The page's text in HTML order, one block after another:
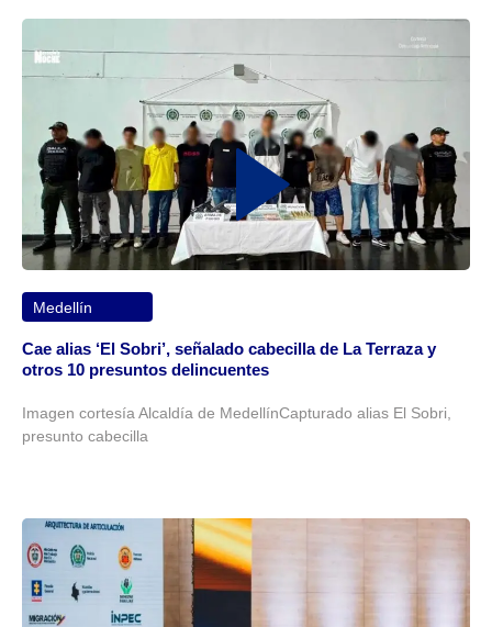
Medellín
Cae alias ‘El Sobri’, señalado cabecilla de La Terraza y
otros 10 presuntos delincuentes
Imagen cortesía Alcaldía de MedellínCapturado alias El Sobri,
presunto cabecilla